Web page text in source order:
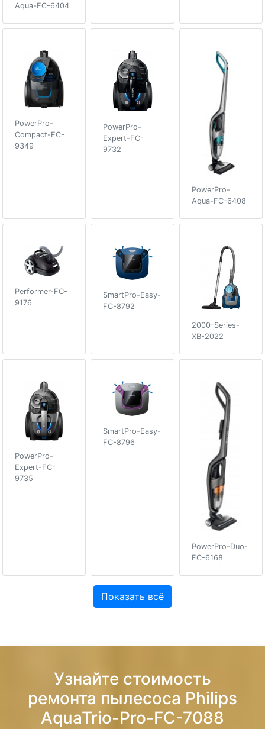
Aqua-FC-6404
PowerPro-
Compact-FC-
9349
PowerPro-
Expert-FC-
9732
PowerPro-
Aqua-FC-6408
Performer-FC-
9176
SmartPro-Easy-
FC-8792
2000-Series-
XB-2022
PowerPro-
Expert-FC-
9735
SmartPro-Easy-
FC-8796
PowerPro-Duo-
FC-6168
Показать всё
Узнайте стоимость
ремонта пылесоса Philips
AquaTrio-Pro-FC-7088